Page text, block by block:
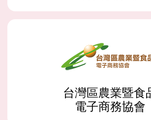
台灣區農業暨食
電子商務協會